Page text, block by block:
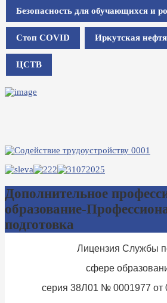
Безопасность для обучающихся и
Стоп COVID Иркутская
ЦСТВ
Дополнительное
образование-
подготовка
Лицензия Службы
сфере
серия 38Л01 № 0001977 от